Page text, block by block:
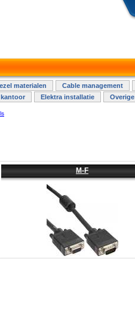
materialen Cable management
Elektra installatie Overige
M-F